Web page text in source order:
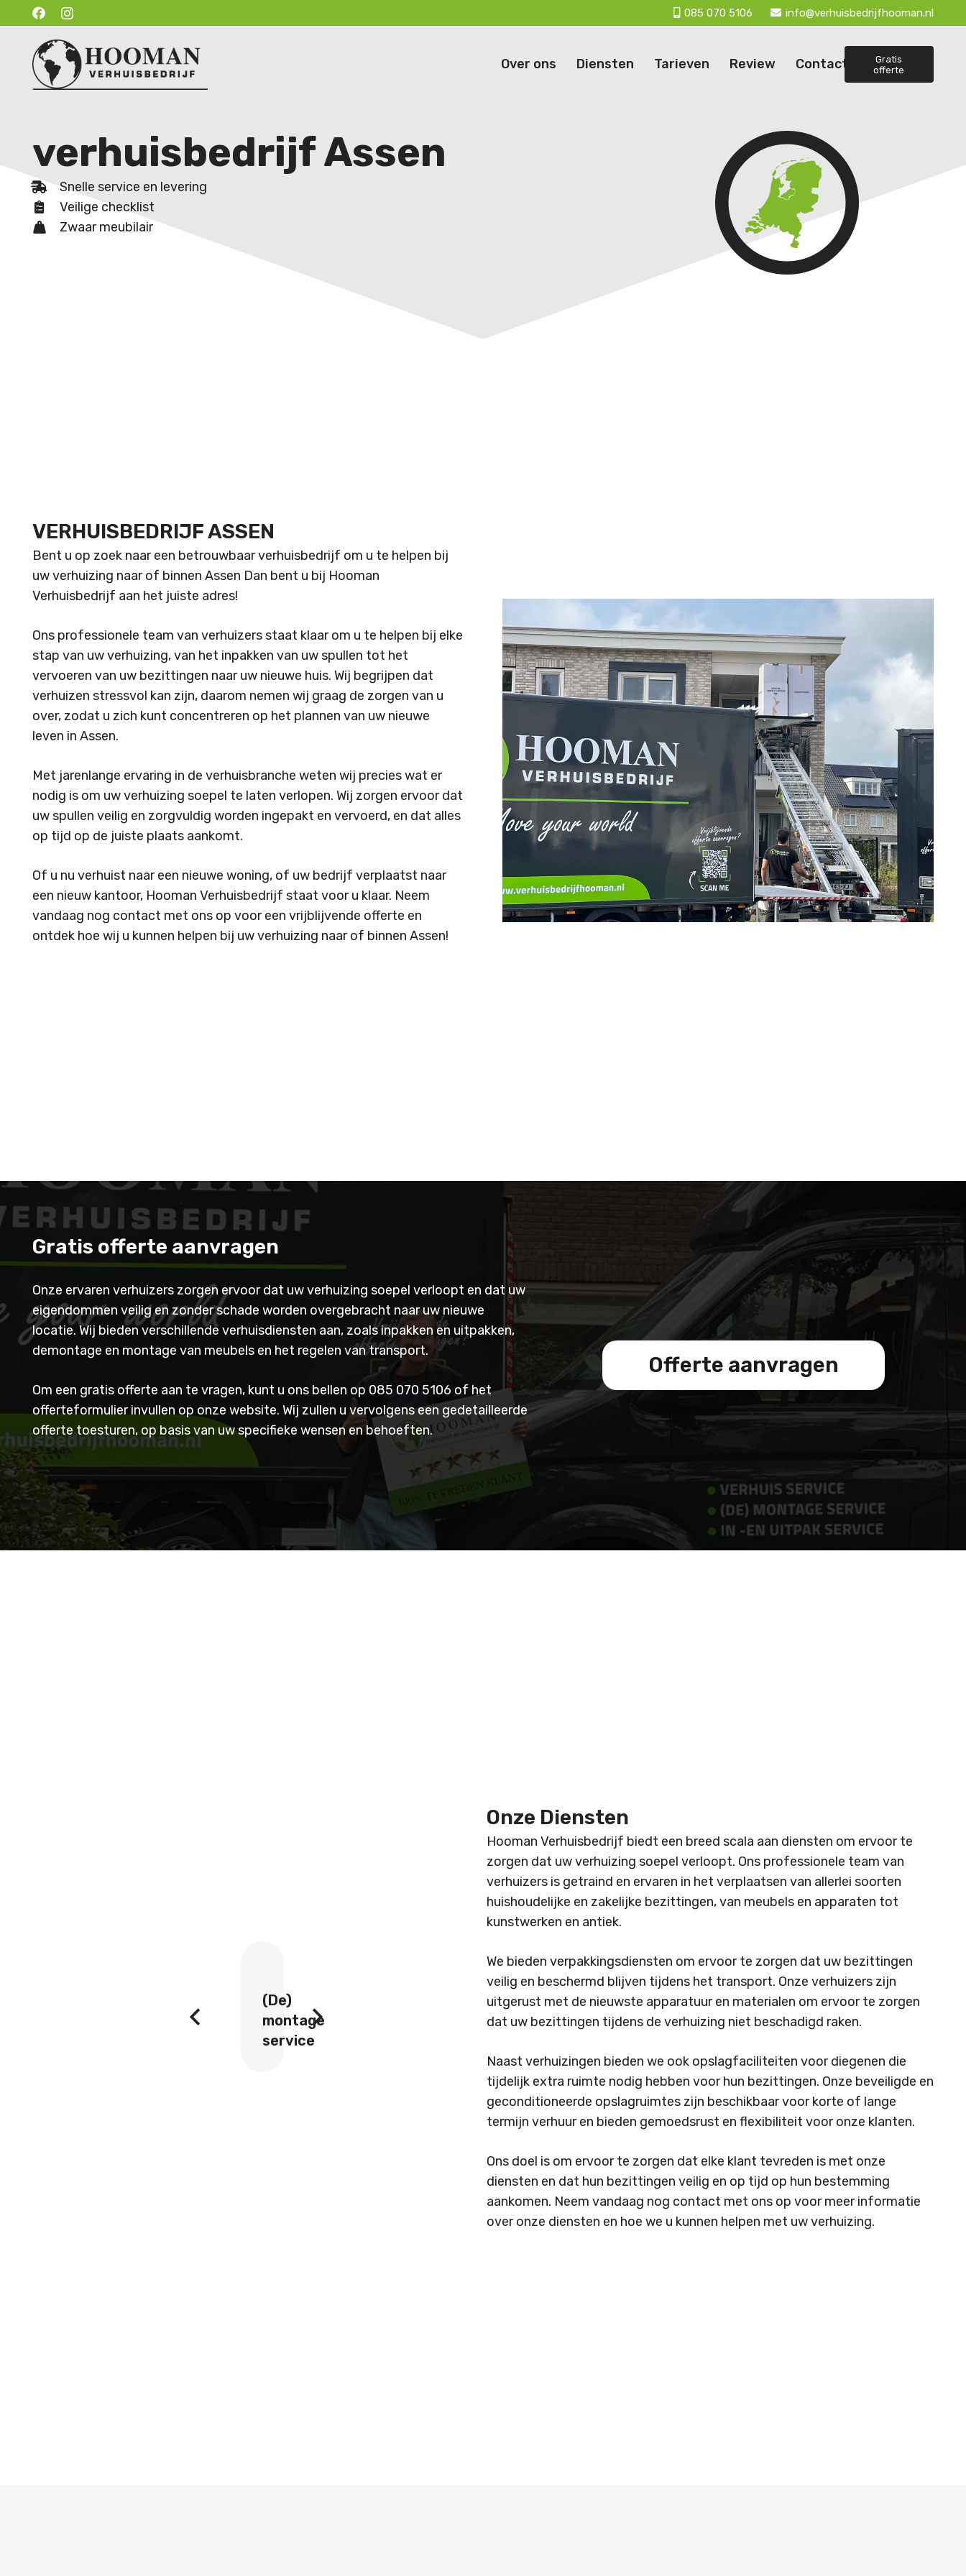
085 070 5106 info@verhuisbedrijfhooman.nl
Over ons Diensten Tarieven Review Contact
Gratis
offerte
verhuisbedrijf Assen
Snelle service en levering
Veilige checklist
Zwaar meubilair
VERHUISBEDRIJF ASSEN
Bent u op zoek naar een betrouwbaar verhuisbedrijf om u te helpen bij
uw verhuizing naar of binnen Assen Dan bent u bij Hooman
Verhuisbedrijf aan het juiste adres!
Ons professionele team van verhuizers staat klaar om u te helpen bij elke
stap van uw verhuizing, van het inpakken van uw spullen tot het
vervoeren van uw bezittingen naar uw nieuwe huis. Wij begrijpen dat
verhuizen stressvol kan zijn, daarom nemen wij graag de zorgen van u
over, zodat u zich kunt concentreren op het plannen van uw nieuwe
leven in Assen.
Met jarenlange ervaring in de verhuisbranche weten wij precies wat er
nodig is om uw verhuizing soepel te laten verlopen. Wij zorgen ervoor dat
uw spullen veilig en zorgvuldig worden ingepakt en vervoerd, en dat alles
op tijd op de juiste plaats aankomt.
Of u nu verhuist naar een nieuwe woning, of uw bedrijf verplaatst naar
een nieuw kantoor, Hooman Verhuisbedrijf staat voor u klaar. Neem
vandaag nog contact met ons op voor een vrijblijvende offerte en
ontdek hoe wij u kunnen helpen bij uw verhuizing naar of binnen Assen!
Gratis offerte aanvragen
Onze ervaren verhuizers zorgen ervoor dat uw verhuizing soepel verloopt en dat uw
eigendommen veilig en zonder schade worden overgebracht naar uw nieuwe
locatie. Wij bieden verschillende verhuisdiensten aan, zoals inpakken en uitpakken,
demontage en montage van meubels en het regelen van transport.
Om een gratis offerte aan te vragen, kunt u ons bellen op 085 070 5106 of het
offerteformulier invullen op onze website. Wij zullen u vervolgens een gedetailleerde
offerte toesturen, op basis van uw specifieke wensen en behoeften.
Offerte aanvragen
Particuliere
verhuizingen
Woningontruiming Opslag
Zakelijke
Onze Diensten
Hooman Verhuisbedrijf biedt een breed scala aan diensten om ervoor te
zorgen dat uw verhuizing soepel verloopt. Ons professionele team van
verhuizers is getraind en ervaren in het verplaatsen van allerlei soorten
huishoudelijke en zakelijke bezittingen, van meubels en apparaten tot
kunstwerken en antiek.
veilig en beschermd blijven tijdens het transport. Onze verhuizers zijn
uitgerust met de nieuwste apparatuur en materialen om ervoor te zorgen
dat uw bezittingen tijdens de verhuizing niet beschadigd raken.
Naast verhuizingen bieden we ook opslagfaciliteiten voor diegenen die
tijdelijk extra ruimte nodig hebben voor hun bezittingen. Onze beveiligde en
geconditioneerde opslagruimtes zijn beschikbaar voor korte of lange
termijn verhuur en bieden gemoedsrust en flexibiliteit voor onze klanten.
diensten en dat hun bezittingen veilig en op tijd op hun bestemming
aankomen. Neem vandaag nog contact met ons op voor meer informatie
over onze diensten en hoe we u kunnen helpen met uw verhuizing.